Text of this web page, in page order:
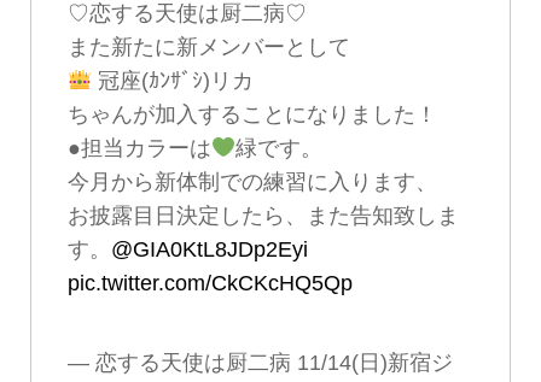
♡恋する天使は厨二病♡
また新たに新メンバーとして
冠座(ｶﾝｻﾞｼ)リカ
ちゃんが加入することになりました！
●担当カラーは
緑です。
今月から新体制での練習に入ります、
お披露目日決定したら、また告知致しま
す。 @GIA0KtL8JDp2Eyi
pic.twitter.com/CkCKcHQ5Qp
— 恋する天使は厨二病 11/14(日)新宿ジ